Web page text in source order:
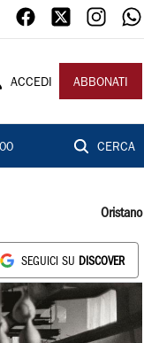
ACCEDI ABBONATI
CERCA
Oristano
SEGUICI SU DISCOVER